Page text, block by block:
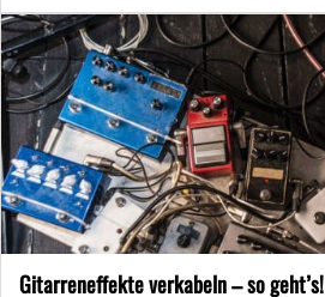
Gitarreneffekte verkabeln – so geht’s!